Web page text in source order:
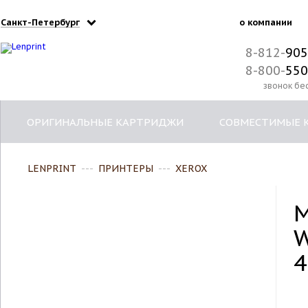
о компании
Санкт-Петербург
8-812-
8-800-
звонок
ОРИГИНАЛЬНЫЕ КАРТРИДЖИ СОВМЕСТИМЫЕ
LENPRINT --- ПРИНТЕРЫ --- XEROX